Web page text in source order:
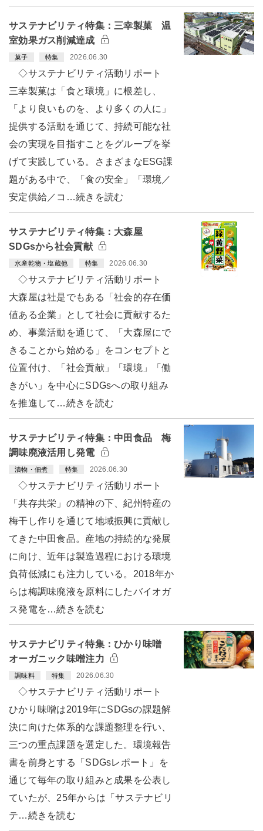
サステナビリティ特集：三幸製菓 温
室効果ガス削減達成
菓子 特集 2026.06.30
◇サステナビリティ活動リポート
三幸製菓は「食と環境」に根差し、
「より良いものを、より多くの人に」
提供する活動を通じて、持続可能な社
会の実現を目指すことをグループを挙
げて実践している。さまざまなESG課
題がある中で、「食の安全」「環境／
安定供給／コ…続きを読む
サステナビリティ特集：大森屋
SDGsから社会貢献
水産乾物・塩蔵他 特集 2026.06.30
◇サステナビリティ活動リポート
大森屋は社是でもある「社会的存在価
値ある企業」として社会に貢献するた
め、事業活動を通じて、「大森屋にで
きることから始める」をコンセプトと
位置付け、「社会貢献」「環境」「働
きがい」を中心にSDGsへの取り組み
を推進して…続きを読む
サステナビリティ特集：中田食品 梅
調味廃液活用し発電
漬物・佃煮 特集 2026.06.30
◇サステナビリティ活動リポート
「共存共栄」の精神の下、紀州特産の
梅干し作りを通じて地域振興に貢献し
てきた中田食品。産地の持続的な発展
に向け、近年は製造過程における環境
負荷低減にも注力している。2018年か
らは梅調味廃液を原料にしたバイオガ
ス発電を…続きを読む
サステナビリティ特集：ひかり味噌
オーガニック味噌注力
調味料 特集 2026.06.30
◇サステナビリティ活動リポート
ひかり味噌は2019年にSDGsの課題解
決に向けた体系的な課題整理を行い、
三つの重点課題を選定した。環境報告
書を前身とする「SDGsレポート」を
通じて毎年の取り組みと成果を公表し
ていたが、25年からは「サステナビリ
テ…続きを読む